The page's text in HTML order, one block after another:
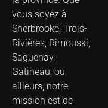
vous soyez à
Sherbrooke, Trois-
Rivières, Rimouski,
Saguenay,
Gatineau, ou
ailleurs, notre
mission est de